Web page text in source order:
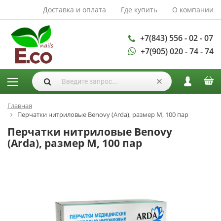
Доставка и оплата Где купить О компании
+7(843) 556 - 02 - 07
+7(905) 020 - 74 - 74
АКСЕССУАРЫ И
РАСХОДНЫЕ
МАТЕРИАЛЫ
Аксессуары
Запасные
лампы
Кисти
Одноразовая
продукция
Пилки
ГЕЛЬ ЛАКИ
моделирования
Дизайн ногтей
Главная
Перчатки нитриловые Benovy (Arda), размер M, 100 пар
Перчатки нитриловые Benovy
(Arda), размер M, 100 пар